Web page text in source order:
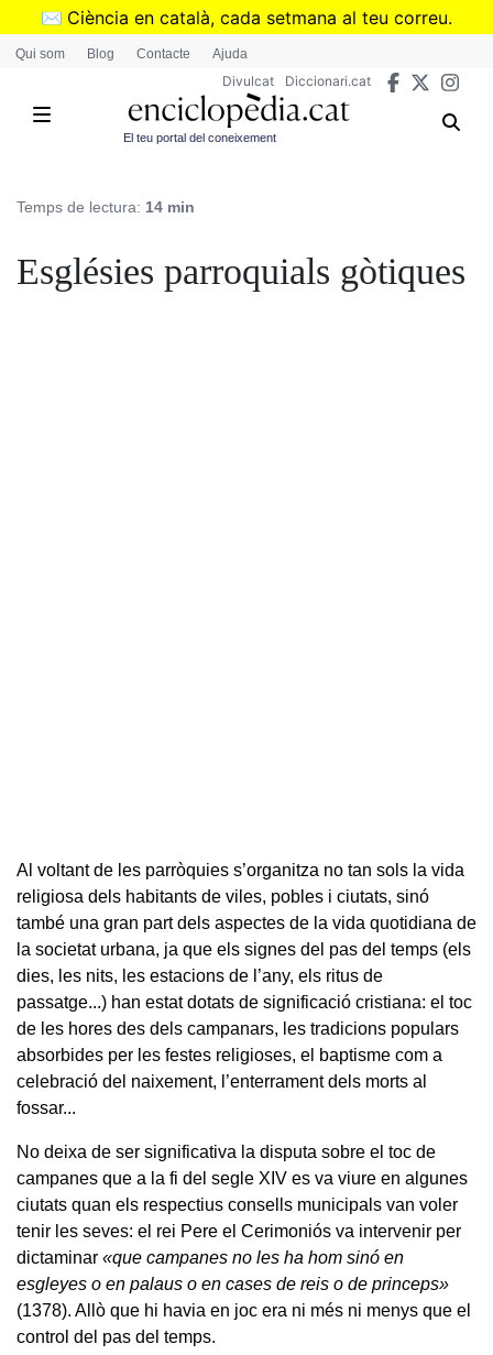
Vés
✉️ Ciència en català, cada setmana al teu correu.
➜Subscriu-te al butlletí de Divulcat
Qui som Blog Contacte Ajuda
Divulcat Diccionari.cat
El teu portal del coneixement
Temps de lectura: 14 min
Esglésies parroquials gòtiques
Al voltant de les parròquies s’organitza no tan sols la vida
religiosa dels habitants de viles, pobles i ciutats, sinó
també una gran part dels aspectes de la vida quotidiana de
la societat urbana, ja que els signes del pas del temps (els
dies, les nits, les estacions de l’any, els ritus de
passatge...) han estat dotats de significació cristiana: el toc
de les hores des dels campanars, les tradicions populars
absorbides per les festes religioses, el baptisme com a
celebració del naixement, l’enterrament dels morts al
fossar...
No deixa de ser significativa la disputa sobre el toc de
campanes que a la fi del segle XIV es va viure en algunes
ciutats quan els respectius consells municipals van voler
tenir les seves: el rei Pere el Cerimoniós va intervenir per
dictaminar «que campanes no les ha hom sinó en
esgleyes o en palaus o en cases de reis o de princeps»
(1378). Allò que hi havia en joc era ni més ni menys que el
control del pas del temps.